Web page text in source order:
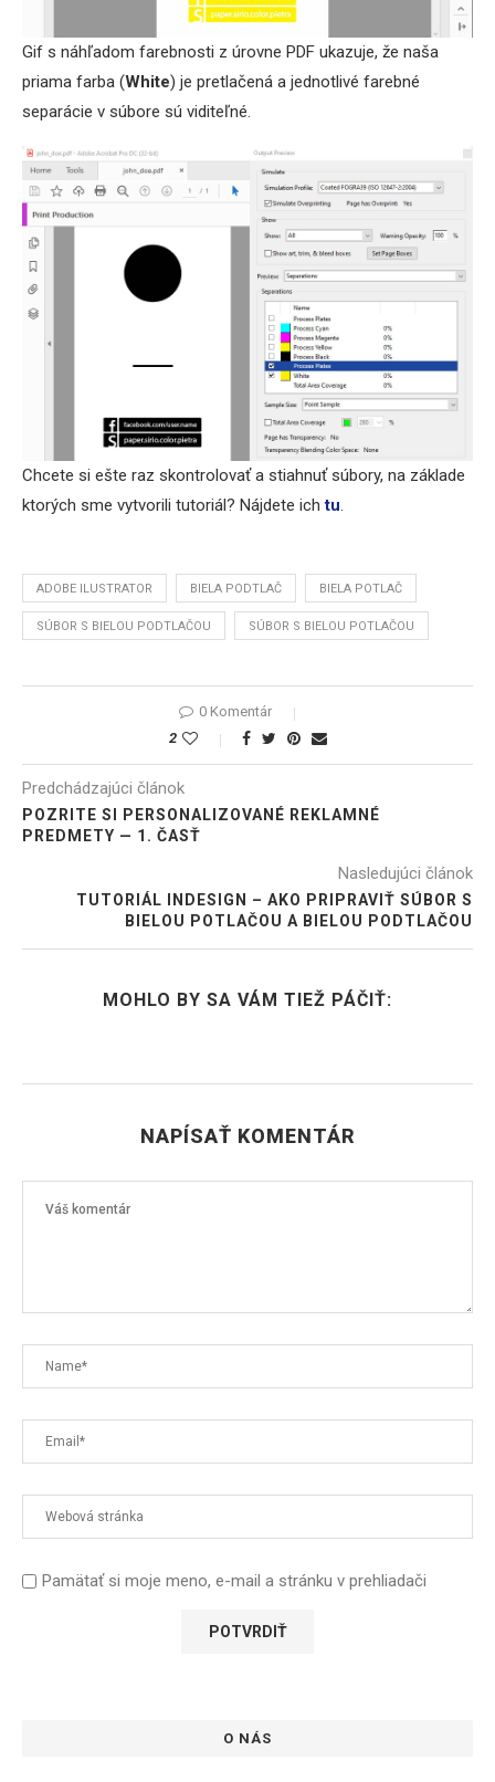
Gif s náhľadom farebnosti z úrovne PDF ukazuje, že naša
priama farba (White) je pretlačená a jednotlivé farebné
separácie v súbore sú viditeľné.
Chcete si ešte raz skontrolovať a stiahnuť súbory, na základe
ktorých sme vytvorili tutoriál? Nájdete ichtu.
ADOBE ILUSTRATOR BIELA PODTLAČ BIELA POTLAČ
SÚBOR S BIELOU PODTLAČOU SÚBOR S BIELOU POTLAČOU
0 Komentár
2
Predchádzajúci článok
POZRITE SI PERSONALIZOVANÉ REKLAMNÉ
PREDMETY — 1. ČASŤ
Nasledujúci článok
TUTORIÁL INDESIGN – AKO PRIPRAVIŤ SÚBOR S
BIELOU POTLAČOU A BIELOU PODTLAČOU
MOHLO BY SA VÁM TIEŽ PÁČIŤ:
NAPÍSAŤ KOMENTÁR
Pamätať si moje meno, e-mail a stránku v prehliadači
O NÁS